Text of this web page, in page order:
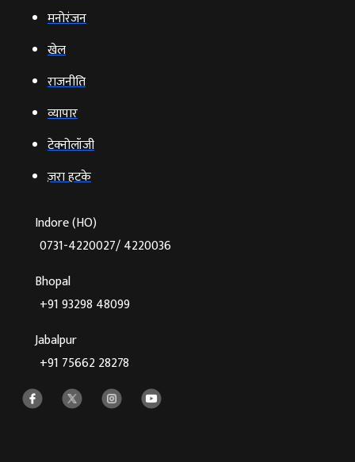
मनोरंजन
खेल
राजनीति
व्‍यापार
टेक्‍नोलॉजी
ज़रा हटके
Indore (HO)
0731-4220027/ 4220036
Bhopal
+91 93298 48099
Jabalpur
+91 75662 28278